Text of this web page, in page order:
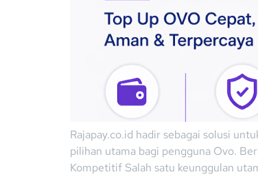
Rajapay.co.id hadir sebagai solusi
pilihan utama bagi pengguna Ovo.
Kompetitif Salah satu keunggulan